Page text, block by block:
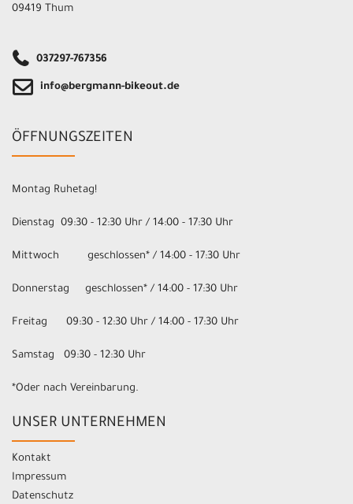
09419 Thum
037297-767356
info@bergmann-bikeout.de
ÖFFNUNGSZEITEN
Montag Ruhetag!
Dienstag 09:30 - 12:30 Uhr / 14:00 - 17:30 Uhr
Mittwoch geschlossen* / 14:00 - 17:30 Uhr
Donnerstag geschlossen* / 14:00 - 17:30 Uhr
Freitag 09:30 - 12:30 Uhr / 14:00 - 17:30 Uhr
Samstag 09:30 - 12:30 Uhr
*Oder nach Vereinbarung.
UNSER UNTERNEHMEN
Kontakt
Impressum
Datenschutz